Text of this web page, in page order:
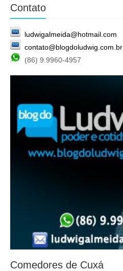
Contato
ludwigalmeida@hotmail.com
contato@blogdoludwig.com.br
(86) 9.9960-4957
Comedores de Cuxá